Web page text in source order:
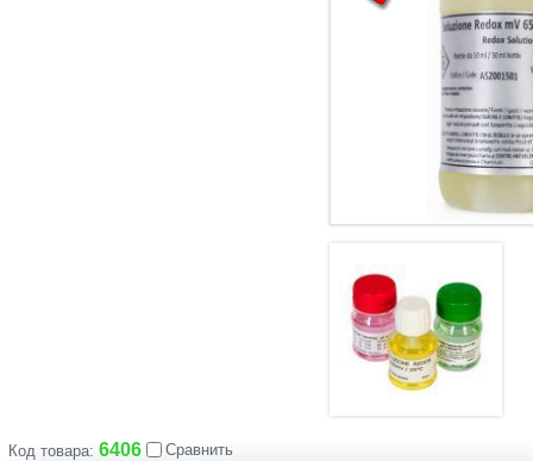
Код товара: 6406 Сравнить